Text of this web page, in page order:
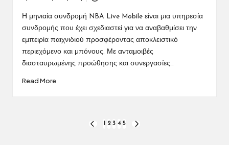
by
Η μηνιαία συνδρομή NBA Live Mobile είναι μια υπηρεσία
συνδρομής που έχει σχεδιαστεί για να αναβαθμίσει την
εμπειρία παιχνιδιού προσφέροντας αποκλειστικό
περιεχόμενο και μπόνους. Με ανταμοιβές
διασταυρωμένης προώθησης και συνεργασίες…
Read More
PREVIOUS
2 3 4 5